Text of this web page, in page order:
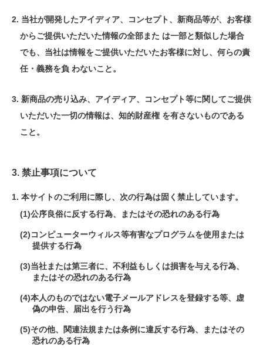
当社が開発したアイディア、コンセプト、新商品等が、お客様
からご提供いただいた情報の全部また は一部と類似した場合
でも、当社は情報をご提供いただいたお客様に対し、何らの責
任・義務を負 わないこと。
新商品の売り込み、アイディア、コンセプト等に関してご提供
いただいた一切の情報は、知的財産権 を有さないものである
こと。
3. 禁止事項について
本サイトのご利用に際し、次の行為は固く禁止しています。
公序良俗に反する行為、またはその恐れのある行為
コンピューターウィルス等有害なプログラムを使用または
提供する行為
当社または第三者に、不利益もしくは損害を与える行為、
またはその恐れのある行為
本人のものではない電子メールアドレスを登録する等、虚
偽の申告、届出を行う行為
その他、関連法規または条例に違反する行為、またはその
恐れのある行為